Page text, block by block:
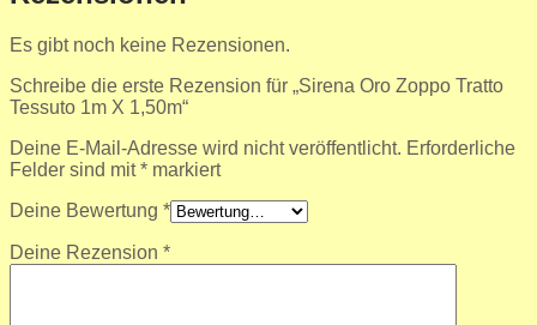
Es gibt noch keine Rezensionen.
Schreibe die erste Rezension für „Sirena Oro Zoppo Tratto
Tessuto 1m X 1,50m“
Deine E-Mail-Adresse wird nicht veröffentlicht. Erforderliche
Felder sind mit* markiert
Deine Bewertung *
Deine Rezension *